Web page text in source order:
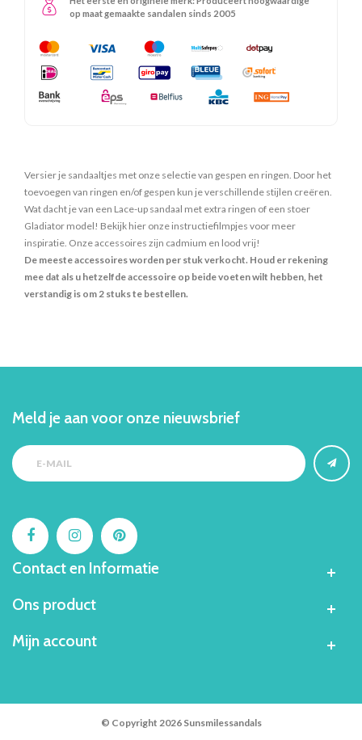
op maat gemaakte sandalen sinds 2005
Versier je sandaaltjes met onze selectie van gespen en ringen. Door het
toevoegen van ringen en/of gespen kun je verschillende stijlen creëren.
Wat dacht je van een Lace-up sandaal met extra ringen of een stoer
Gladiator model! Bekijk hier onze instructiefilmpjes voor meer
inspiratie. Onze accessoires zijn cadmium en lood vrij!
De meeste accessoires worden per stuk verkocht. Houd er rekening
mee dat als u hetzelfde accessoire op beide voeten wilt hebben, het
verstandig is om 2 stuks te bestellen.
Meld je aan voor onze nieuwsbrief
Contact en Informatie
Ons product
Mijn account
© Copyright 2026 Sunsmilessandals